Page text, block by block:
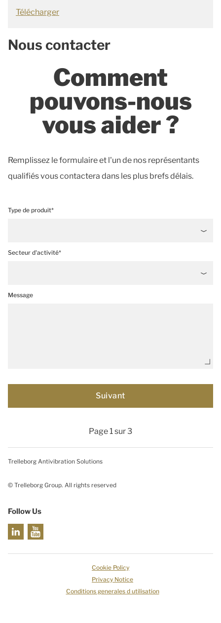
Télécharger
Nous contacter
Comment
pouvons-nous
vous aider ?
Remplissez le formulaire et l'un de nos représentants
qualifiés vous contactera dans les plus brefs délais.
Type de produit*
Secteur d'activité*
Message
Page 1 sur 3
Trelleborg Antivibration Solutions
© Trelleborg Group. All rights reserved
Follow Us
Cookie Policy
Privacy Notice
Conditions generales d utilisation